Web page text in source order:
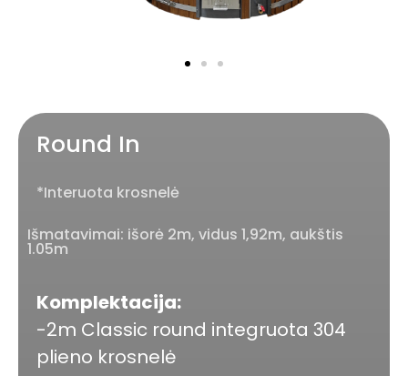
Round In
*Interuota krosnelė
Išmatavimai: išorė 2m, vidus 1,92m, aukštis
1.05m
Komplektacija:
-2m Classic round integruota 304
plieno krosnelė